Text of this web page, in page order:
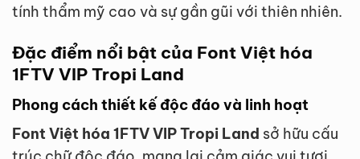
tính thẩm mỹ cao và sự gần gũi với thiên nhiên.
Đặc điểm nổi bật của Font Việt hóa
1FTV VIP Tropi Land
Phong cách thiết kế độc đáo và linh hoạt
Font Việt hóa 1FTV VIP Tropi Land sở hữu cấu